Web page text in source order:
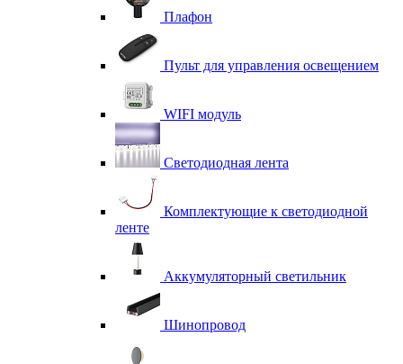
Плафон
Пульт для управления освещением
WIFI модуль
Светодиодная лента
Комплектующие к светодиодной
ленте
Аккумуляторный светильник
Шинопровод